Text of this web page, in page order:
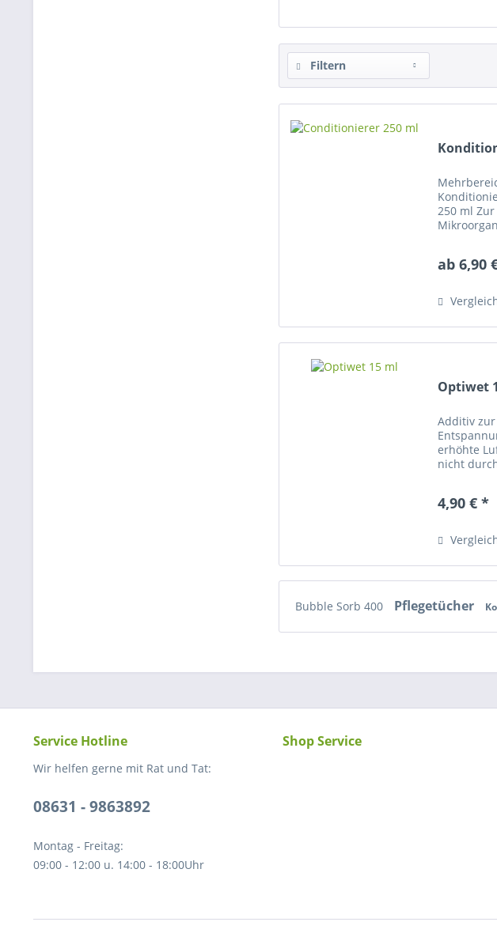
Filtern
250 ml
ist gegen...
ab 6,90
Optiwet
Additiv
erhöhte
nicht
verursacht
Sorb). Der
4,90 € *
Bubble Sorb 400 Pflegetücher
Service Hotline
Wir helfen gerne mit Rat und Tat:
08631 - 9863892
Montag - Freitag:
09:00 - 12:00 u. 14:00 - 18:00Uhr
Shop Service